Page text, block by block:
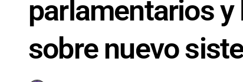
parlamentarios y
sobre nuevo